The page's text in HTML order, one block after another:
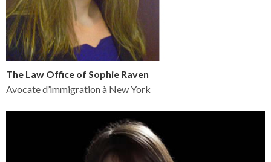
The Law Office of Sophie Raven
Avocate d’immigration à New York